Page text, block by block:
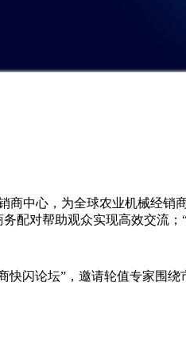
商中心，为全球农业机械经
配对帮助观众实现高效交流
快闪论坛”，邀请轮值专家围